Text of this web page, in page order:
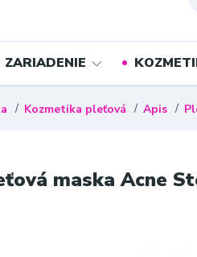
ZARIADENIE
Kozmetika pleťová Apis
maska Acne